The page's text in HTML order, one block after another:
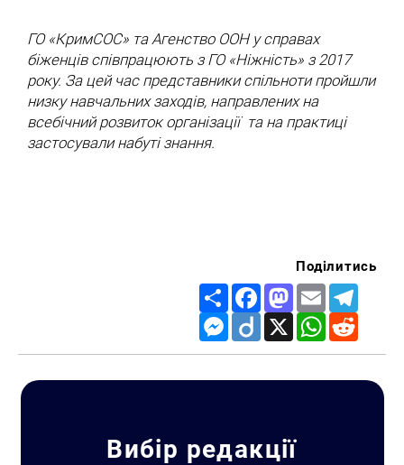
ГО «КримСОС» та Агенство ООН у справах
біженців співпрацюють з ГО «Ніжність» з 2017
року. За цей час представники спільноти пройшли
низку навчальних заходів, направлених на
всебічний розвиток організації та на практиці
застосували набуті знання.
Поділитись
Share FacebookMastodon
Email
Messenger
Diigo X WhatsApp
Вибір редакції